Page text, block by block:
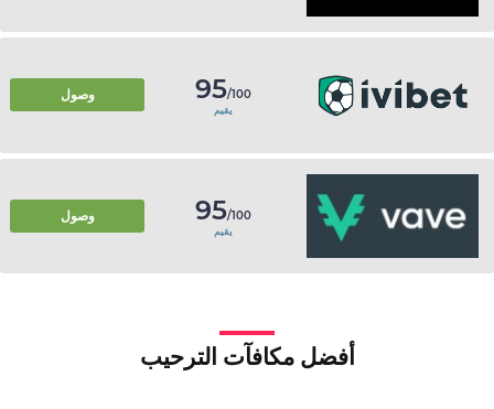
95/100
يقيم
وصول
95/100
يقيم
وصول
أفضل مكافآت الترحيب